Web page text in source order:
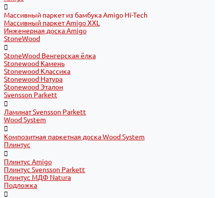
Массивный паркет из бамбука Amigo Hi-Tech
Массивный паркет Amigo XXL
Инженерная доска Amigo
StoneWood
StoneWood Венгерская ёлка
Stonewood Камень
Stonewood Классика
Stonewood Натура
Stonewood Эталон
Svensson Parkett
Ламинат Svensson Parkett
Wood System
Композитная паркетная доска Wood System
Плинтус
Плинтус Amigo
Плинтус Svensson Parkett
Плинтус МДФ Natura
Подложка